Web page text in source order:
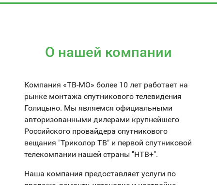
О нашей компании
Компания «ТВ-МО» более 10 лет работает на
рынке монтажа спутникового телевидения
Голицыно. Мы являемся официальными
авторизованными дилерами крупнейшего
Российского провайдера спутникового
вещания "Триколор ТВ" и первой спутниковой
телекомпании нашей страны "НТВ+".
Наша компания предоставляет услуги по